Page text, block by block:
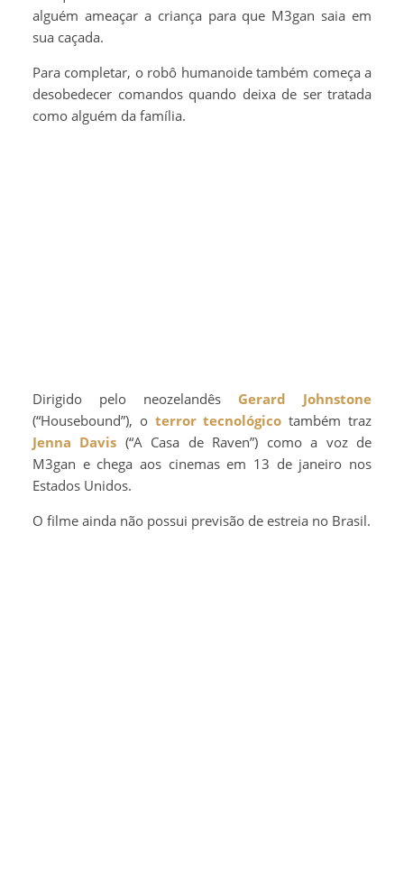
alguém ameaçar a criança para que M3gan saia em
sua caçada.
Para completar, o robô humanoide também começa a
desobedecer comandos quando deixa de ser tratada
como alguém da família.
Dirigido pelo neozelandês Gerard Johnstone
(“Housebound”), o terror tecnológico também traz
Jenna Davis (“A Casa de Raven”) como a voz de
M3gan e chega aos cinemas em 13 de janeiro nos
Estados Unidos.
O filme ainda não possui previsão de estreia no Brasil.